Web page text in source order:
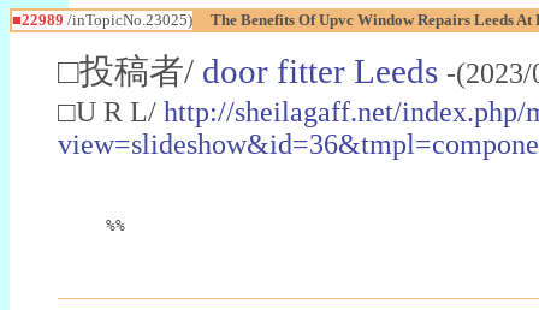
■22989 /inTopicNo.23025) The Benefits Of Upvc Window Repairs Leeds
□投稿者/ door fitter Leeds -
□U R L/ http://sheilagaff.net/index.php/
%%